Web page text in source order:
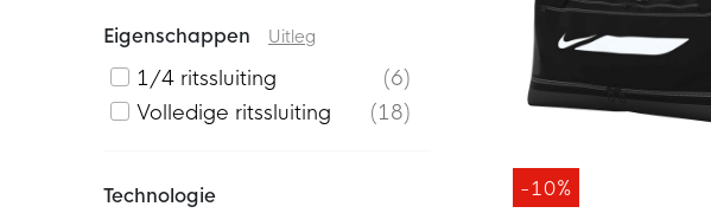
-10%
Eigenschappen Uitleg
1/4 ritssluiting
6
Volledige ritssluiting
18
Technologie